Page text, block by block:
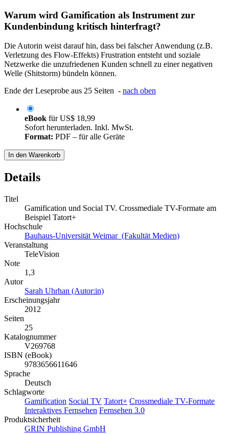
Warum wird Gamification als Instrument zur
Kundenbindung kritisch hinterfragt?
Die Autorin weist darauf hin, dass bei falscher Anwendung (z.B.
Verletzung des Flow-Effekts) Frustration entsteht und soziale
Netzwerke die unzufriedenen Kunden schnell zu einer negativen
Welle (Shitstorm) bündeln können.
Ende der Leseprobe aus 25 Seiten - nach oben
eBook fürUS$ 18,99
Sofort herunterladen. Inkl. MwSt.
Format: PDF – für alle Geräte
In den Warenkorb
Details
Titel
Gamification und Social TV. Crossmediale TV-Formate am
Beispiel Tatort+
Hochschule
Bauhaus-Universität Weimar (Fakultät Medien)
Veranstaltung
TeleVision
Note
1,3
Autor
Sarah Uhrhan (Autor:in)
Erscheinungsjahr
2012
Seiten
25
Katalognummer
V269768
ISBN (eBook)
9783656611646
Sprache
Deutsch
Schlagworte
Gamification Social TV Tatort+ Crossmediale TV-Formate
Interaktives Fernsehen Fernsehen 3.0
Produktsicherheit
GRIN Publishing GmbH